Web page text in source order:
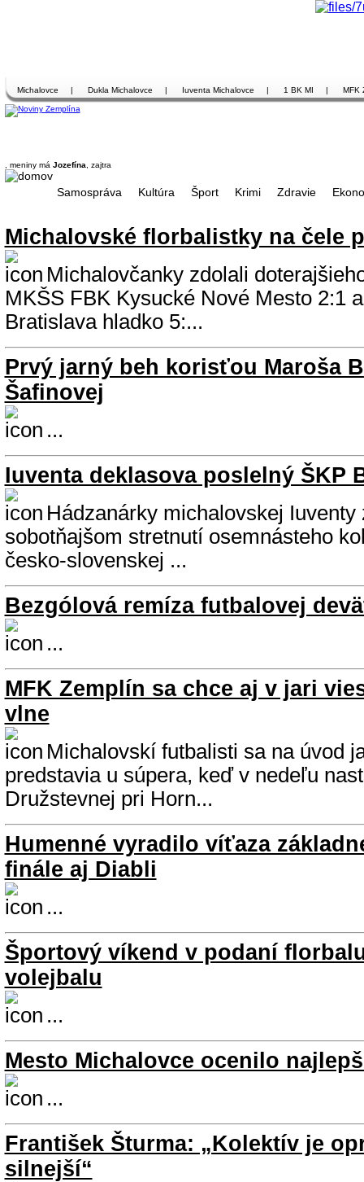
Michalovce | Dukla Michalovce | Iuventa Michalovce | 1 BK MI | MFK
, meniny má Jozefína , zajtra
Samospráva Kultúra Šport Krimi Zdravie
Michalovské florbalistky na čele
Michalovčanky zdolali
MKŠS FBK Kysucké Nové Mesto 2:1
Bratislava hladko 5:...
Prvý jarný beh korisťou Maroša
Šafinovej
...
Iuventa deklasova poslelný ŠKP
Hádzanárky michalovskej
sobotňajšom stretnutí osemnásteho
česko-slovenskej ...
Bezgólová remíza futbalovej
...
MFK Zemplín sa chce aj v jari
vlne
Michalovskí futbalisti sa na úvod
predstavia u súpera, keď v nedeľu
Družstevnej pri Horn...
Humenné vyradilo víťaza
finále aj Diabli
...
Športový víkend v podaní
volejbalu
...
Mesto Michalovce ocenilo
...
František Šturma: „Kolektív je
silnejší“